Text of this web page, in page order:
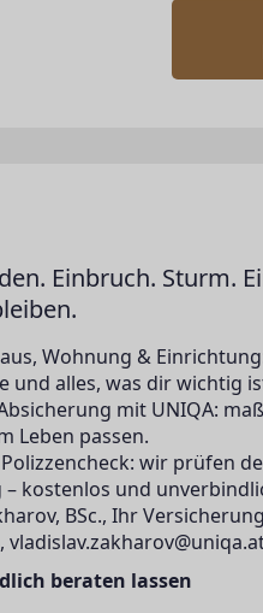
Einbruch. Sturm.
Wohnung &
und alles, was dir wichtig
mit UNIQA:
Leben passen.
wir prüfen
– kostenlos und
BSc., Ihr
beraten lassen